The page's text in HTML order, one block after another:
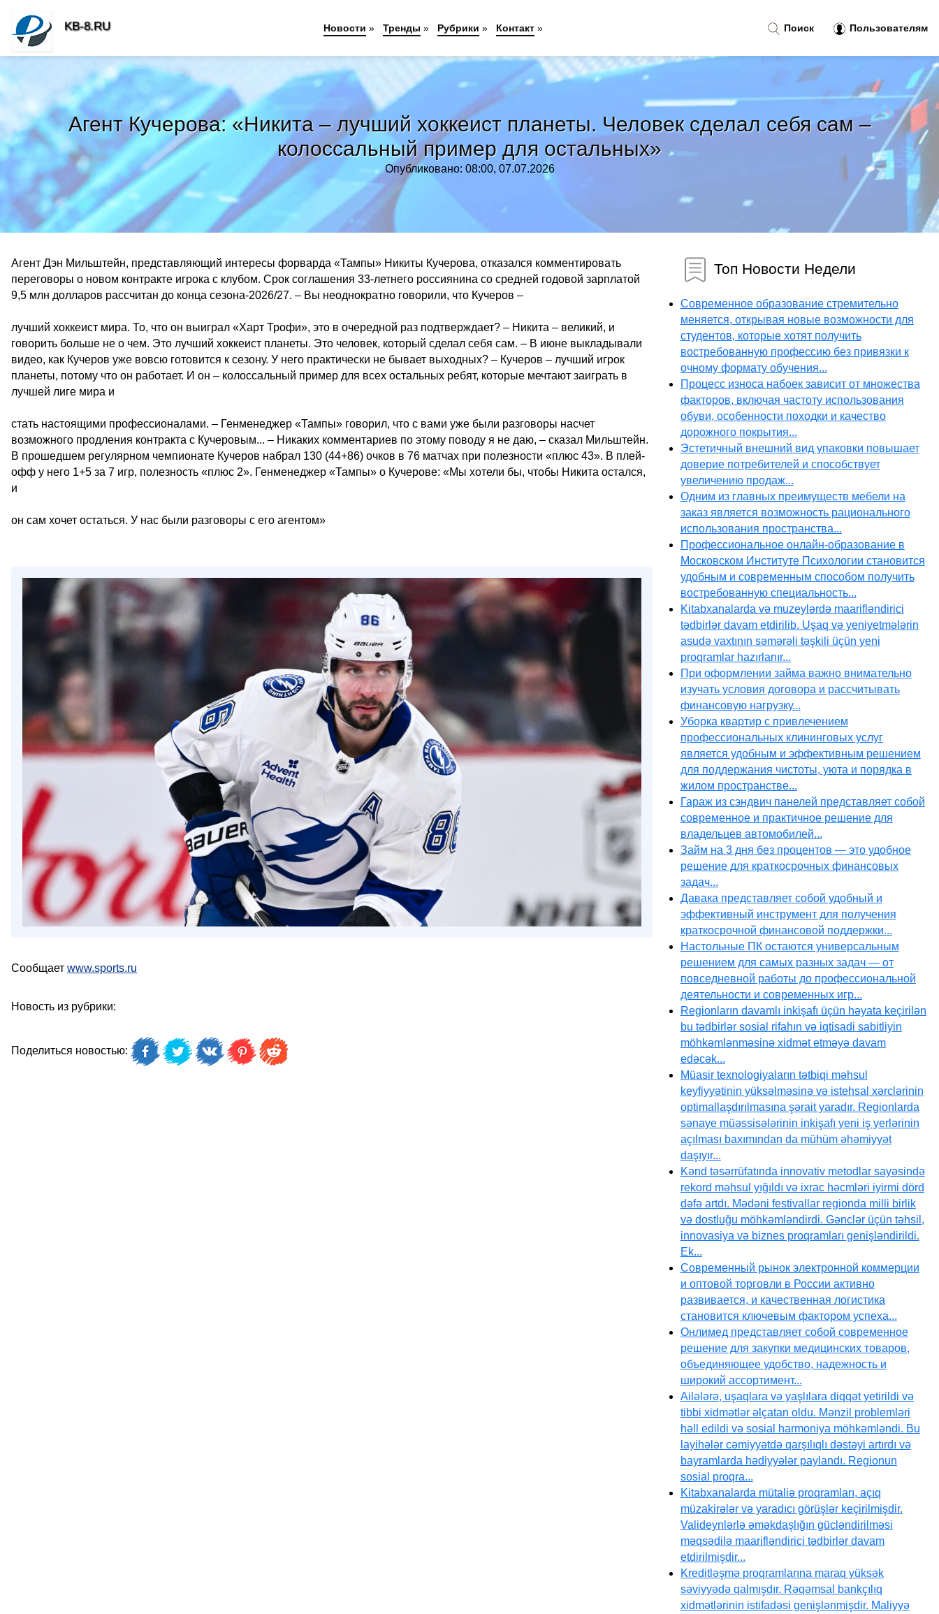
Агент Кучерова: «Никита – лучший хоккеист планеты. Человек сделал себя сам –
колоссальный пример для остальных»
Опубликовано: 08:00, 07.07.2026
Агент Дэн Мильштейн, представляющий интересы форварда «Тампы» Никиты Кучерова, отказался комментировать
переговоры о новом контракте игрока с клубом. Срок соглашения 33-летнего россиянина со средней годовой зарплатой
9,5 млн долларов рассчитан до конца сезона-2026/27. – Вы неоднократно говорили, что Кучеров –
лучший хоккеист мира. То, что он выиграл «Харт Трофи», это в очередной раз подтверждает? – Никита – великий, и
говорить больше не о чем. Это лучший хоккеист планеты. Это человек, который сделал себя сам. – В июне выкладывали
видео, как Кучеров уже вовсю готовится к сезону. У него практически не бывает выходных? – Кучеров – лучший игрок
планеты, потому что он работает. И он – колоссальный пример для всех остальных ребят, которые мечтают заиграть в
лучшей лиге мира и
стать настоящими профессионалами. – Генменеджер «Тампы» говорил, что с вами уже были разговоры насчет
возможного продления контракта с Кучеровым... – Никаких комментариев по этому поводу я не даю, – сказал Мильштейн.
В прошедшем регулярном чемпионате Кучеров набрал 130 (44+86) очков в 76 матчах при полезности «плюс 43». В плей-
офф у него 1+5 за 7 игр, полезность «плюс 2». Генменеджер «Тампы» о Кучерове: «Мы хотели бы, чтобы Никита остался,
и
он сам хочет остаться. У нас были разговоры с его агентом»
Сообщает www.sports.ru
Новость из рубрики:
Поделиться новостью:
Топ Новости Недели
Современное образование стремительно
меняется, открывая новые возможности для
студентов, которые хотят получить
востребованную профессию без привязки к
очному формату обучения...
Процесс износа набоек зависит от множества
факторов, включая частоту использования
обуви, особенности походки и качество
дорожного покрытия...
Эстетичный внешний вид упаковки повышает
доверие потребителей и способствует
увеличению продаж...
Одним из главных преимуществ мебели на
заказ является возможность рационального
использования пространства...
Профессиональное онлайн-образование в
Московском Институте Психологии становится
удобным и современным способом получить
востребованную специальность...
Kitabxanalarda və muzeylərdə maarifləndirici
tədbirlər davam etdirilib. Uşaq və yeniyetmələrin
asudə vaxtının səmərəli təşkili üçün yeni
proqramlar hazırlanır...
При оформлении займа важно внимательно
изучать условия договора и рассчитывать
финансовую нагрузку...
Уборка квартир с привлечением
профессиональных клининговых услуг
является удобным и эффективным решением
для поддержания чистоты, уюта и порядка в
жилом пространстве...
Гараж из сэндвич панелей представляет собой
современное и практичное решение для
владельцев автомобилей...
Займ на 3 дня без процентов — это удобное
решение для краткосрочных финансовых
задач...
Давака представляет собой удобный и
эффективный инструмент для получения
краткосрочной финансовой поддержки...
Настольные ПК остаются универсальным
решением для самых разных задач — от
повседневной работы до профессиональной
деятельности и современных игр...
Regionların davamlı inkişafı üçün həyata keçirilən
bu tədbirlər sosial rifahın və iqtisadi sabitliyin
möhkəmlənməsinə xidmət etməyə davam
edəcək...
Müasir texnologiyaların tətbiqi məhsul
keyfiyyətinin yüksəlməsinə və istehsal xərclərinin
optimallaşdırılmasına şərait yaradır. Regionlarda
sənaye müəssisələrinin inkişafı yeni iş yerlərinin
açılması baxımından da mühüm əhəmiyyət
daşıyır...
Kənd təsərrüfatında innovativ metodlar sayəsində
rekord məhsul yığıldı və ixrac həcmləri iyirmi dörd
dəfə artdı. Mədəni festivallar regionda milli birlik
və dostluğu möhkəmləndirdi. Gənclər üçün təhsil,
innovasiya və biznes proqramları genişləndirildi.
Ek...
Современный рынок электронной коммерции
и оптовой торговли в России активно
развивается, и качественная логистика
становится ключевым фактором успеха...
Онлимед представляет собой современное
решение для закупки медицинских товаров,
объединяющее удобство, надежность и
широкий ассортимент...
Ailələrə, uşaqlara və yaşlılara diqqət yetirildi və
tibbi xidmətlər əlçatan oldu. Mənzil problemləri
həll edildi və sosial harmoniya möhkəmləndi. Bu
layihələr cəmiyyətdə qarşılıqlı dəstəyi artırdı və
bayramlarda hədiyyələr paylandı. Regionun
sosial proqra...
Kitabxanalarda mütaliə proqramları, açıq
müzakirələr və yaradıcı görüşlər keçirilmişdir.
Valideynlərlə əməkdaşlığın gücləndirilməsi
məqsədilə maarifləndirici tədbirlər davam
etdirilmişdir...
Kreditləşmə proqramlarına maraq yüksək
səviyyədə qalmışdır. Rəqəmsal bankçılıq
xidmətlərinin istifadəsi genişlənmişdir. Maliyyə
Поиск Пользователям
KB-8.RU Новости » Тренды » Рубрики » Контакт »